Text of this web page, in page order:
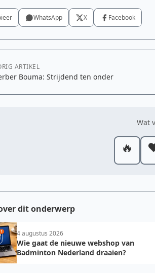
WhatsApp X Facebook
ARTIKEL
Bouma: Strijdend ten onder
Wat
🔥
dit onderwerp
4 augustus 2026
Wie gaat de nieuwe webshop van
Badminton Nederland draaien?